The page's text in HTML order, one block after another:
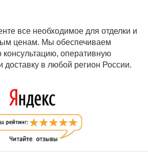
все необходимое для отделки и
ценам. Мы обеспечиваем
оперативную
доставку в любой регион России.